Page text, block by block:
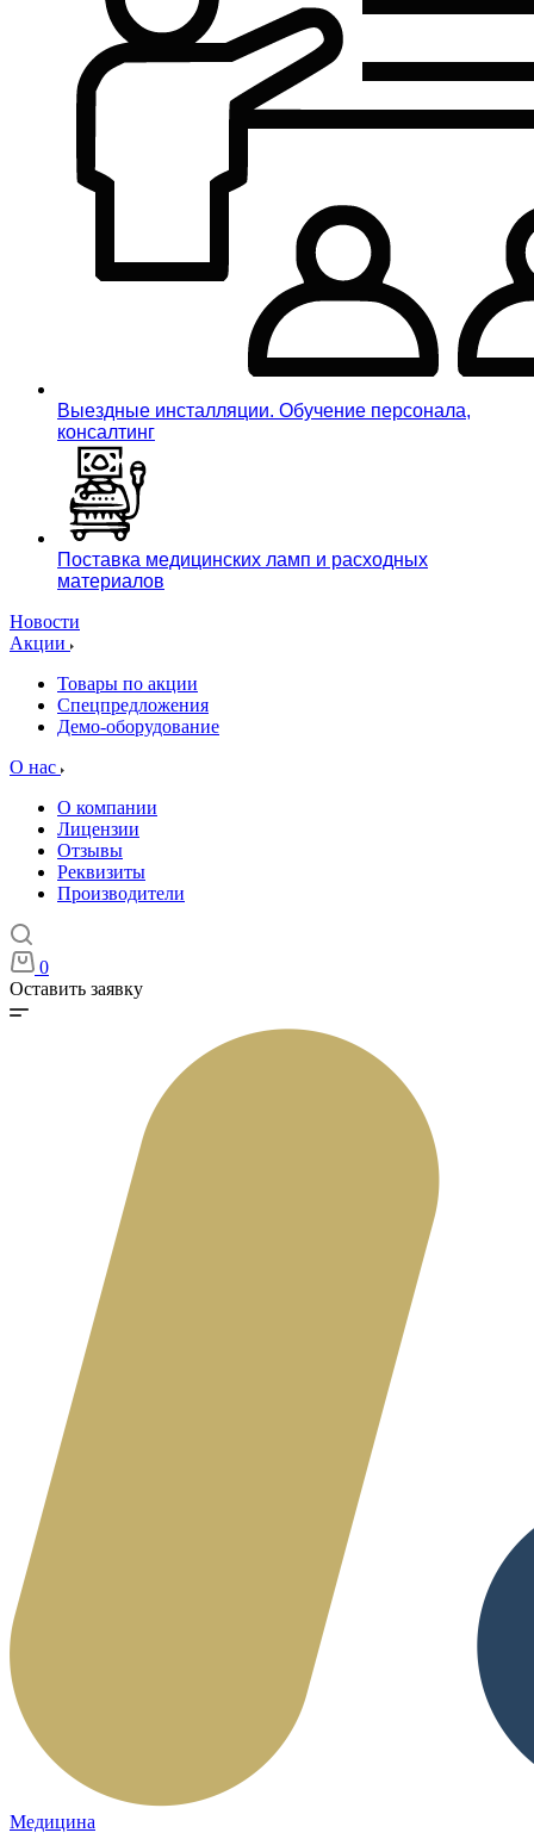
Выездные инсталляции. Обучение персонала,
консалтинг
Поставка медицинских ламп и расходных
материалов
Новости
Акции
Товары по акции
Спецпредложения
Демо-оборудование
О нас
О компании
Лицензии
Отзывы
Реквизиты
Производители
0
Оставить заявку
Медицина